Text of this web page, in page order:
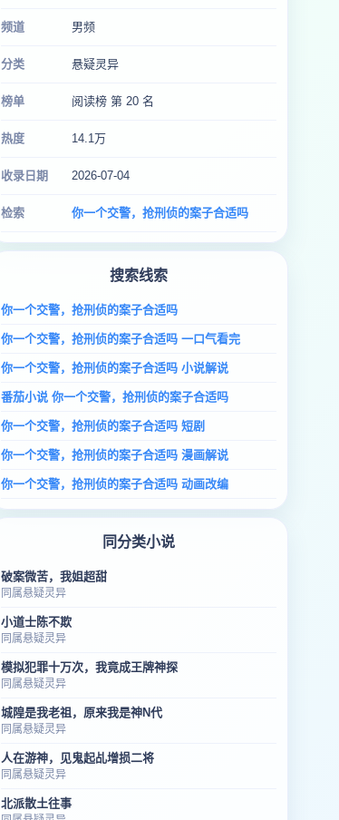
频道 男频
分类 悬疑灵异
榜单 阅读榜 第 20 名
热度 14.1万
收录日期 2026-07-04
检索 你一个交警，抢刑侦的案子合适吗
搜索线索
你一个交警，抢刑侦的案子合适吗
你一个交警，抢刑侦的案子合适吗 一口气看完
你一个交警，抢刑侦的案子合适吗 小说解说
番茄小说 你一个交警，抢刑侦的案子合适吗
你一个交警，抢刑侦的案子合适吗 短剧
你一个交警，抢刑侦的案子合适吗 漫画解说
你一个交警，抢刑侦的案子合适吗 动画改编
同分类小说
破案微苦，我姐超甜
同属悬疑灵异
小道士陈不欺
同属悬疑灵异
模拟犯罪十万次，我竟成王牌神探
同属悬疑灵异
城隍是我老祖，原来我是神N代
同属悬疑灵异
人在游神，见鬼起乩增损二将
同属悬疑灵异
北派散土往事